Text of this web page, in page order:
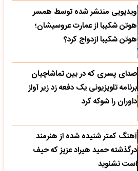
ویدیویی منتشر شده توسط همسر
هوتن شکیبا از عمارت عروسیشان؛
هوتن شکیبا ازدواج کرد؟
صدای پسری که در بین تماشاچیان
برنامه تلویزیونی یک دفعه زد زیر آواز
داوران را شوکه کرد
آهنگ کمتر شنیده شده از هنرمند
درگذشته حمید هیراد عزیز که حیف
است نشنوید